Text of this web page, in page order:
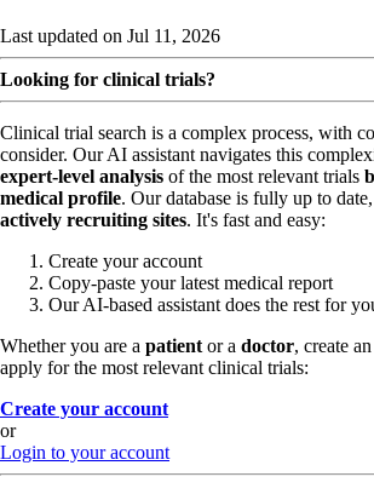
Last updated on Jul 11, 2026
Looking for clinical trials?
Clinical trial search is a complex process, with
consider. Our AI assistant navigates this
expert-level analysis of the most relevant trials
medical profile. Our database is fully up to
actively recruiting sites. It's fast and easy:
Create your account
Copy-paste your latest medical report
Our AI-based assistant does the rest for
Whether you are a patient or a doctor, create
apply for the most relevant clinical trials:
Create your account
or
Login to your account